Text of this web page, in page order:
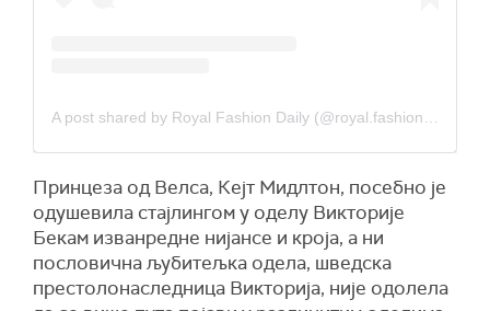
Принцеза од Велса, Кејт Мидлтон, посебно је
одушевила стајлингом у оделу Викторије
Бекам изванредне нијансе и кроја, а ни
пословична љубитељка одела, шведска
престолонаследница Викторија, није одолела